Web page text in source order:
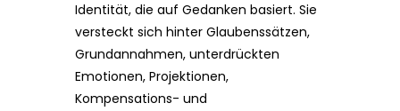
Identität, die auf Gedanken basiert. Sie
versteckt sich hinter Glaubenssätzen,
Grundannahmen, unterdrückten
Emotionen, Projektionen,
Kompensations- und